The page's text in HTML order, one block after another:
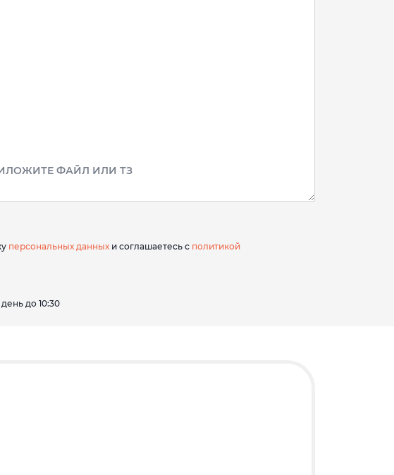
ФАЙЛ ИЛИ ТЗ
персональных данных и соглашаетесь с политикой
до 10:30